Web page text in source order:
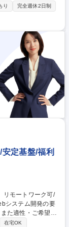
第二新卒も歓迎し
企業の経理や経営
行います。また上
両面を鍛えなが
入社時期】エンジ
計システム
り
完全週休2日制
定基盤/福利
た適性・ご希望に
ご活躍いただくこ
在宅OK